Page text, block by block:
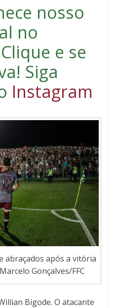
nosso
no
Clique e se
! Siga
Instagram
abraçados após a vitória
Gonçalves/FFC
Bigode. O atacante